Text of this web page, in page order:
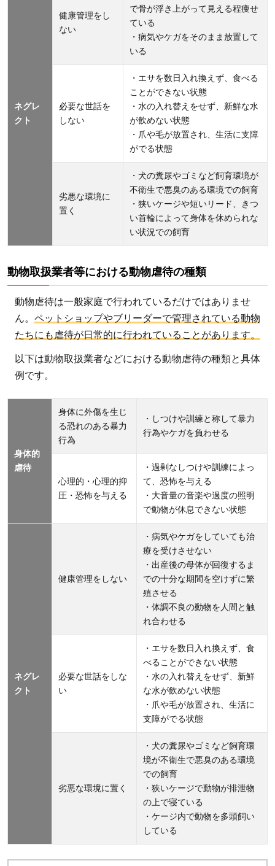
体4
選
コ・ジ
ャパン
NPO
ースウ
ィン
ズ・ジ
ャパ
ン）：
支援者
ケーシ
ョンを
大切に
しなが
の殺処
分ゼ
ピース
定
ースウ
ィン
とに保
サポー
ネグレ
クト
健康管理をし
ない
で骨が浮き上がって見える程痩せ
ている
・病気やケガをそのまま放置して
いる
必要な世話を
しない
・エサを数日入れ換えず、食べる
ことができない状態
・水の入れ替えをせず、新鮮な水
が飲めない状態
・爪や毛が放置され、生活に支障
がでる状態
劣悪な環境に
置く
・犬の糞尿やゴミなど飼育環境が
不衛生で悪臭のある環境での飼育
・狭いケージや短いリード、きつ
い首輪によって身体を休められな
い状況での飼育
動物取扱業者等における動物虐待の種類
動物虐待は一般家庭で行われているだけではありませ
ん。 ペットショップやブリーダーで管理されている動物
たちにも虐待が日常的に行われていることがあります。
以下は動物取扱業者などにおける動物虐待の種類と具体
例です。
身体的
虐待
身体に外傷を生じ
る恐れのある暴力
行為
・しつけや訓練と称して暴力
行為やケガを負わせる
心理的・心理的抑
圧・恐怖を与える
・過剰なしつけや訓練によっ
て、恐怖を与える
・大音量の音楽や過度の照明
で動物が休息できない状態
ネグレ
クト
健康管理をしない
・病気やケガをしていても治
療を受けさせない
・出産後の母体が回復するま
での十分な期間を空けずに繁
殖させる
・体調不良の動物を人間と触
れ合わせる
必要な世話をしな
い
・エサを数日入れ換えず、食
べることができない状態
・水の入れ替えをせず、新鮮
な水が飲めない状態
・爪や毛が放置され、生活に
支障がでる状態
劣悪な環境に置く
・犬の糞尿やゴミなど飼育環
境が不衛生で悪臭のある環境
での飼育
・狭いケージで動物が排泄物
の上で寝ている
・ケージ内で動物を多頭飼い
している